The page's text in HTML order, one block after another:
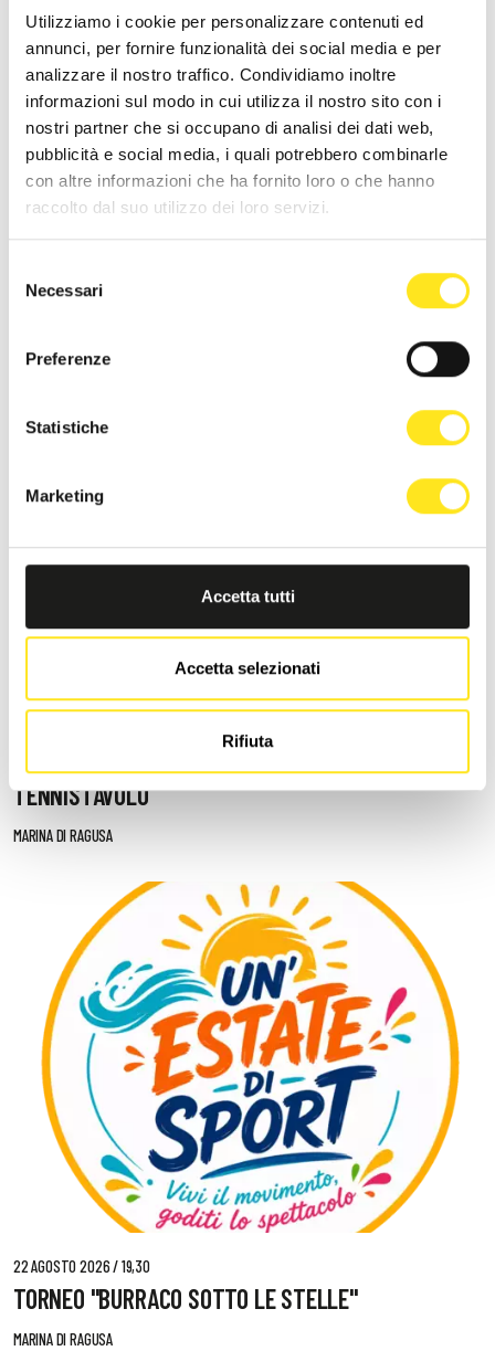
Utilizziamo i cookie per personalizzare contenuti ed
annunci, per fornire funzionalità dei social media e per
analizzare il nostro traffico. Condividiamo inoltre
informazioni sul modo in cui utilizza il nostro sito con i
nostri partner che si occupano di analisi dei dati web,
pubblicità e social media, i quali potrebbero combinarle
con altre informazioni che ha fornito loro o che hanno
raccolto dal suo utilizzo dei loro servizi.
delNecessari
Preferenze
Statistiche
Marketing
Accetta tutti
Accetta selezionati
Rifiuta
Tradizionale appuntamento con tutte le scuole di danza della città.
MEMORIAL "FRANCESCO QUARTARONE" -
TENNISTAVOLO
MARINA DI RAGUSA
22 AGOSTO 2026 / 19,30
TORNEO "BURRACO SOTTO LE STELLE"
MARINA DI RAGUSA